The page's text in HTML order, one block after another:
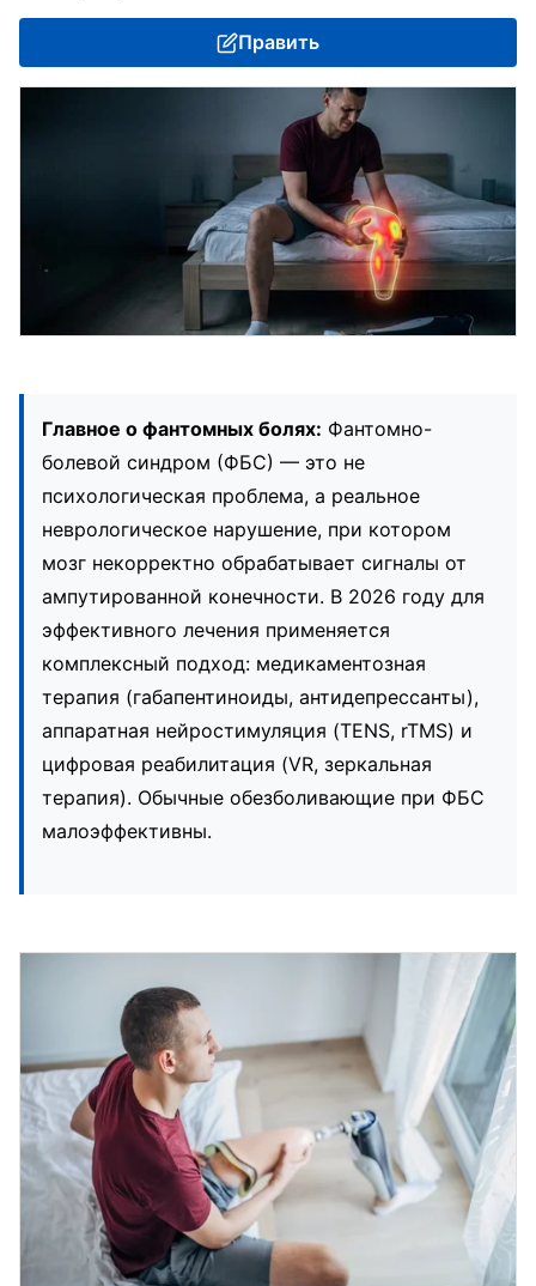
Править
Главное о фантомных болях: Фантомно-
болевой синдром (ФБС) — это не
психологическая проблема, а реальное
неврологическое нарушение, при котором
мозг некорректно обрабатывает сигналы от
ампутированной конечности. В 2026 году для
эффективного лечения применяется
комплексный подход: медикаментозная
терапия (габапентиноиды, антидепрессанты),
аппаратная нейростимуляция (TENS, rTMS) и
цифровая реабилитация (VR, зеркальная
терапия). Обычные обезболивающие при ФБС
малоэффективны.